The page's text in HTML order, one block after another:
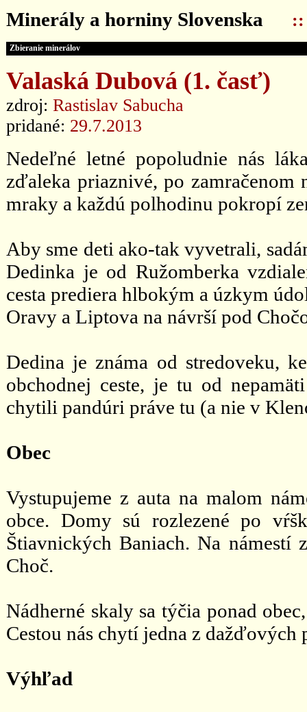
Minerály a horniny Slovenska ::
Zbieranie minerálov
Valaská Dubová (1. časť)
zdroj: Rastislav Sabucha
pridané: 29.7.2013
Nedeľné letné popoludnie nás
zďaleka priaznivé, po zamračenom
mraky a každú polhodinu pokropí
Aby sme deti ako-tak vyvetrali,
Dedinka je od Ružomberka
cesta prediera hlbokým a úzkym
Oravy a Liptova na návrší pod
Dedina je známa od stredoveku,
obchodnej ceste, je tu od
chytili pandúri práve tu (a nie v
Obec
Vystupujeme z auta na malom
obce. Domy sú rozlezené po
Štiavnických Baniach. Na námestí
Choč.
Nádherné skaly sa týčia ponad
Cestou nás chytí jedna z dažďových
Výhľad